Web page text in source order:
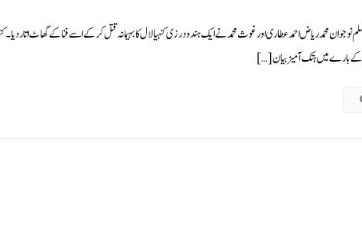
محمد ریاض احمد عطاری اور غوث محمد نے ایک ہندو درزی کنہیا لال کا بہیمانہ قتل کرکے اسے فناکے گھاٹ اتار دیا۔
کے بارے میں ہتک آمیز بیان […]